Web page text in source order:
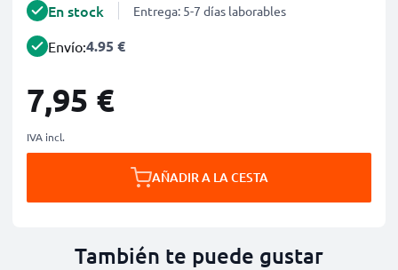
En stock Entrega: 5-7 días laborables
Envío:4.95 €
7,95 €
IVA incl.
AÑADIR A LA CESTA
También te puede gustar